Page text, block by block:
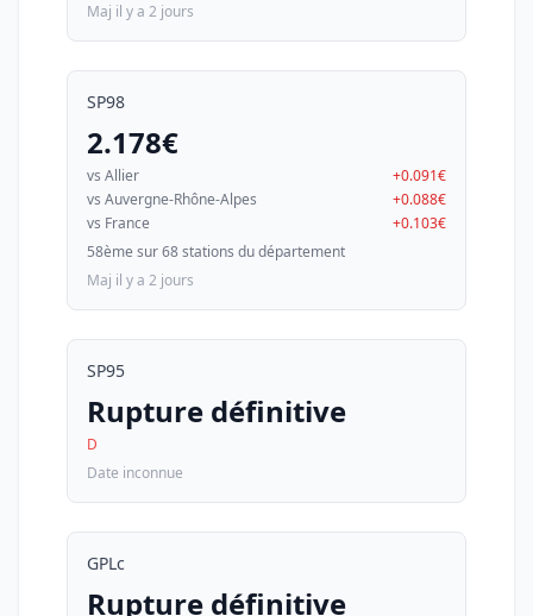
Maj il y a 2 jours
SP98
2.178€
vs Allier
+0.091€
vs Auvergne-Rhône-Alpes
+0.088€
vs France
+0.103€
58ème sur 68 stations du département
Maj il y a 2 jours
SP95
Rupture définitive
D
Date inconnue
GPLc
Rupture définitive